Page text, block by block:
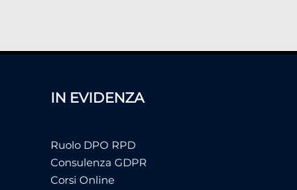
IN EVIDENZA
Ruolo DPO RPD
Consulenza GDPR
Corsi Online